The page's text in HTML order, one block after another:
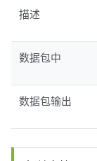
描述
数据包中
数据包输出